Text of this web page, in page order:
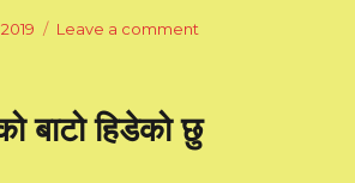
Leave a comment
बाटो हिडेको छु